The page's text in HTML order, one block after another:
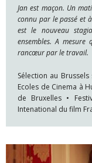
Jan est maçon. Un
connu par le passé et
est le nouveau
ensembles. A mesure
rancœur par le travail.
Sélection au
Ecoles de Cinema à
de Bruxelles •
Intenational du film